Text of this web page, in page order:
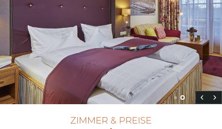
ZIMMER & PREISE